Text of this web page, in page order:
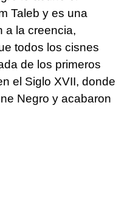
Taleb y es una
a la creencia,
todos los cisnes
de los primeros
el Siglo XVII, donde
Negro y acabaron